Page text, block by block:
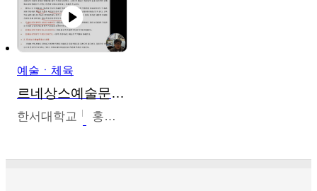
예술ㆍ체육
르네상스예술문화사
한서대학교 홍창호